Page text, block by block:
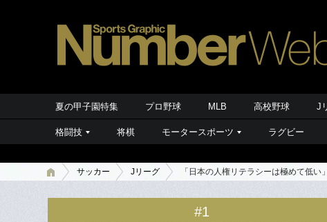
夏の甲子園特集 プロ野球 MLB 高校野球 J
格闘技 将棋 モータースポーツ ラグビー
サッカー Jリーグ 「日本の人権リテラシーは極めて低
#1